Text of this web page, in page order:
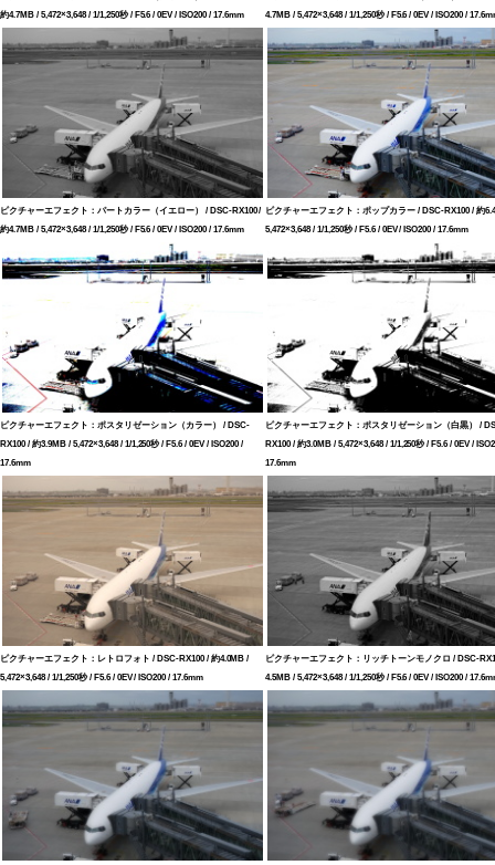
約4.7MB / 5,472×3,648 / 1/1,250秒 / F5.6 / 0EV / ISO200 / 17.6mm
4.7MB / 5,472×3,648 / 1/1,250秒 / F5.6 / 0EV / ISO200 /
ピクチャーエフェクト：パートカラー（イエロー） / DSC-RX100 /
約4.7MB / 5,472×3,648 / 1/1,250秒 / F5.6 / 0EV / ISO200 / 17.6mm
ピクチャーエフェクト：ポップカラー / DSC-RX100 / 約
5,472×3,648 / 1/1,250秒 / F5.6 / 0EV / ISO200 / 17.6mm
ピクチャーエフェクト：ポスタリゼーション（カラー） / DSC-
RX100 / 約3.9MB / 5,472×3,648 / 1/1,250秒 / F5.6 / 0EV / ISO200 /
17.6mm
ピクチャーエフェクト：ポスタリゼーション（白黒） /
RX100 / 約3.0MB / 5,472×3,648 / 1/1,250秒 / F5.6 / 0EV /
17.6mm
ピクチャーエフェクト：レトロフォト / DSC-RX100 / 約4.0MB /
5,472×3,648 / 1/1,250秒 / F5.6 / 0EV / ISO200 / 17.6mm
ピクチャーエフェクト：リッチトーンモノクロ / DSC-
4.5MB / 5,472×3,648 / 1/1,250秒 / F5.6 / 0EV / ISO200 /